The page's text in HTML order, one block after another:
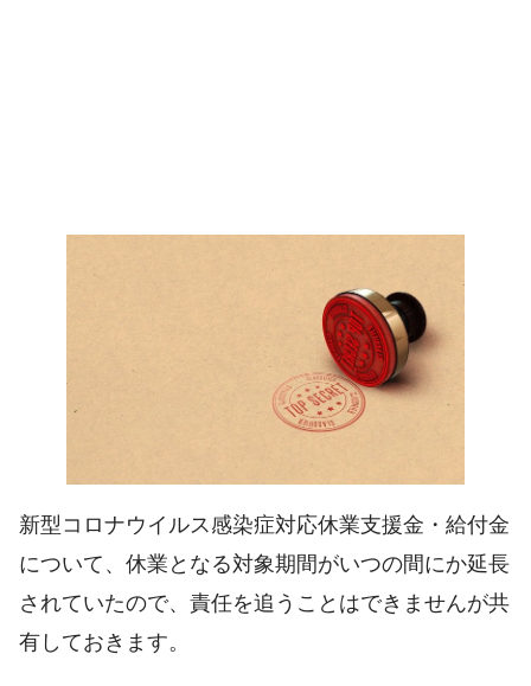
新型コロナウイルス感染症対応休業支援金・給付金
について、休業となる対象期間がいつの間にか延長
されていたので、責任を追うことはできませんが共
有しておきます。